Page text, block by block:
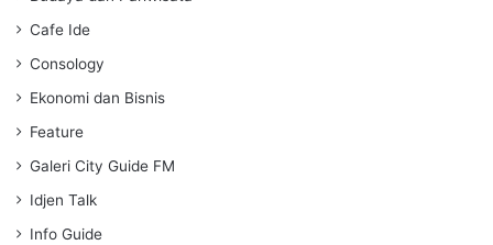
Cafe Ide
Consology
Ekonomi dan Bisnis
Feature
Galeri City Guide FM
Idjen Talk
Info Guide